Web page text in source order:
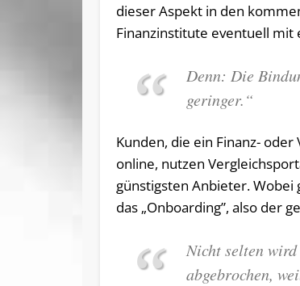
dieser Aspekt in den
Finanzinstitute eventuell mit
Denn: Die
geringer.“
Kunden, die ein Finanz-
online, nutzen
günstigsten Anbieter.
das „Onboarding”, also der
Nicht selten wird
abgebrochen,